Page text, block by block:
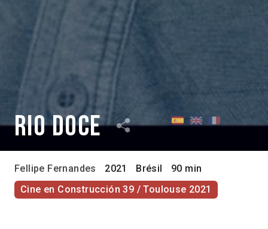
Rio Doce
Fellipe Fernandes 2021 Brésil
90 min
Cine en Construcción 39 / Toulouse 2021